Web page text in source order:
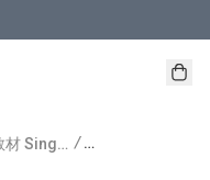
新加坡出版補充練習教材 Singapore Publishing /